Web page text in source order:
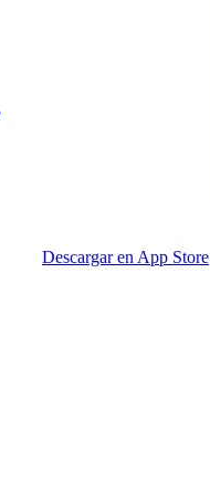
Descargar en App Store